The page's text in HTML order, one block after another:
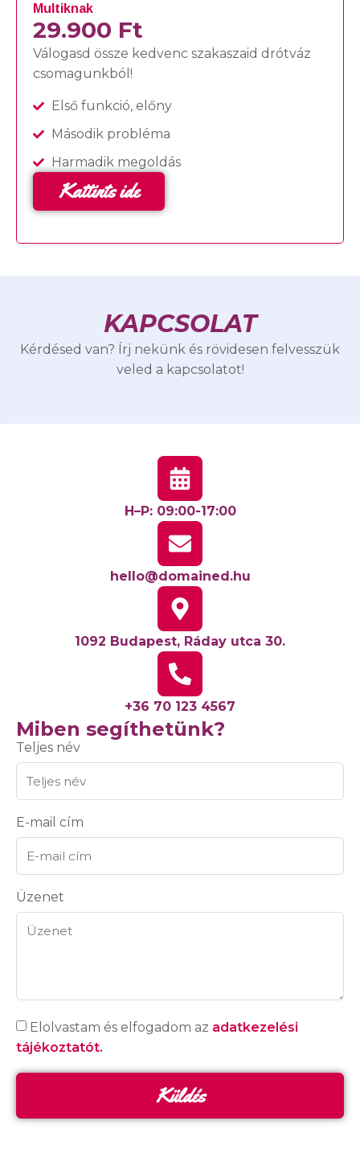
Multiknak
29.900 Ft
Válogasd össze kedvenc szakaszaid drótváz
csomagunkból!
Első funkció, előny
Második probléma
Harmadik megoldás
Kattints ide
KAPCSOLAT
Kérdésed van? Írj nekünk és rövidesen felvesszük
veled a kapcsolatot!
Miben segíthetünk?
Teljes név
E-mail cím
Üzenet
Elolvastam és elfogadom az adatkezelési
tájékoztatót.
Küldés
H–P: 09:00-17:00
hello@domained.hu
1092 Budapest, Ráday utca 30.
+36 70 123 4567